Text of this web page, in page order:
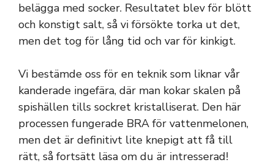
belägga med socker. Resultatet blev för blött
och konstigt salt, så vi försökte torka ut det,
men det tog för lång tid och var för kinkigt.
Vi bestämde oss för en teknik som liknar vår
kanderade ingefära, där man kokar skalen på
spishällen tills sockret kristalliserat. Den här
processen fungerade BRA för vattenmelonen,
men det är definitivt lite knepigt att få till
rätt, så fortsätt läsa om du är intresserad!